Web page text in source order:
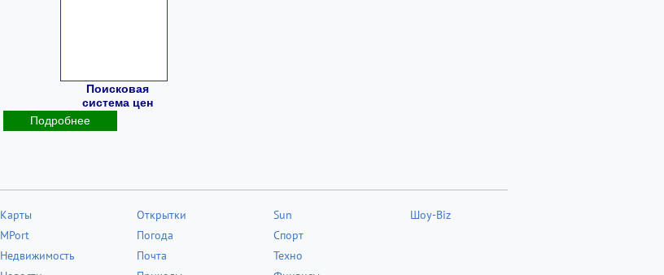
Поисковая
система цен
Подробнее
Карты
MPort
Недвижимость
Открытки
Погода
Почта
Sun
Спорт
Техно
Шоу-Biz